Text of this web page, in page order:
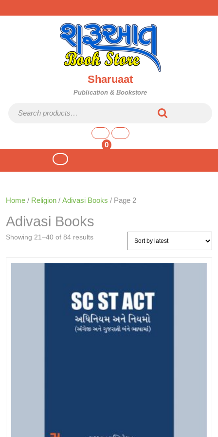
to
Sharuaat
Publication & Bookstore
0
shopping
Open
Home / Religion / Adivasi Books / Page 2
Adivasi Books
Showing 21–40 of 84 resultsSorted
latest